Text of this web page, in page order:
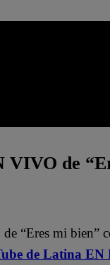
VIVO de
de “Eres mi bien”
de Latina EN